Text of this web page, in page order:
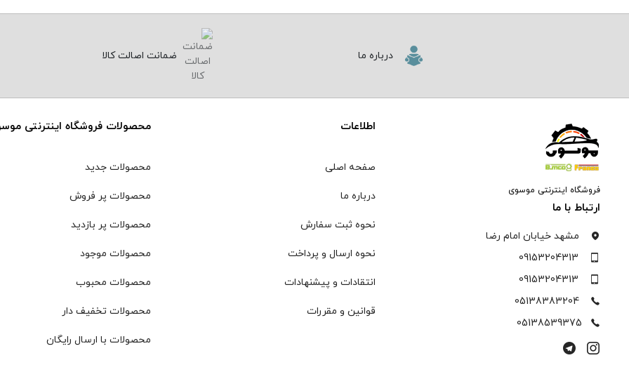
درباره ما ضمانت اصالت کالا
فروشگاه اینترنتی موسوی
ارتباط با ما
مشهد خیابان امام رضا
09153204313
09153204313
05138383204
05138539375
اطلاعات
صفحه اصلی
درباره ما
نحوه ثبت سفارش
نحوه ارسال و پرداخت
انتقادات و پیشنهادات
قوانین و مقررات
محصولات فروشگاه اینترنتی
محصولات جدید
محصولات پر فروش
محصولات پر بازدید
محصولات موجود
محصولات محبوب
محصولات تخفیف دار
محصولات با ارسال رایگان